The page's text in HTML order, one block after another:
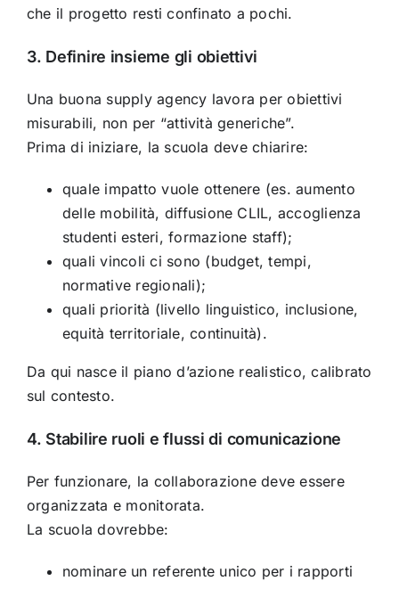
che il progetto resti confinato a pochi.
3. Definire insieme gli obiettivi
Una buona supply agency lavora per obiettivi
misurabili, non per “attività generiche”.
Prima di iniziare, la scuola deve chiarire:
quale impatto vuole ottenere (es. aumento
delle mobilità, diffusione CLIL, accoglienza
studenti esteri, formazione staff);
quali vincoli ci sono (budget, tempi,
normative regionali);
quali priorità (livello linguistico, inclusione,
equità territoriale, continuità).
Da qui nasce il piano d’azione realistico, calibrato
sul contesto.
4. Stabilire ruoli e flussi di comunicazione
Per funzionare, la collaborazione deve essere
organizzata e monitorata.
La scuola dovrebbe:
nominare un referente unico per i rapporti